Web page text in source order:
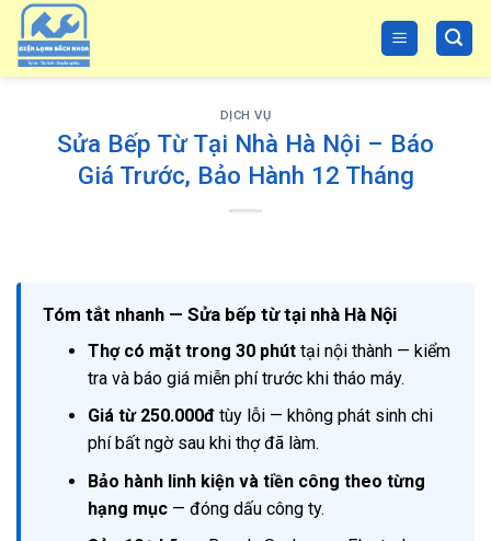
Skip
content
DỊCH VỤ
Sửa Bếp Từ Tại Nhà Hà Nội – Báo
Giá Trước, Bảo Hành 12 Tháng
Tóm tắt nhanh — Sửa bếp từ tại nhà Hà Nội
Thợ có mặt trong 30 phúttại nội thành — kiểm
tra và báo giá miễn phí trước khi tháo máy.
Giá từ 250.000đtùy lỗi — không phát sinh chi
phí bất ngờ sau khi thợ đã làm.
Bảo hành linh kiện và tiền công theo từng
hạng mục— đóng dấu công ty.